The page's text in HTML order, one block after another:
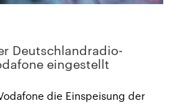
Deutschlandradio-
eingestellt
die Einspeisung der